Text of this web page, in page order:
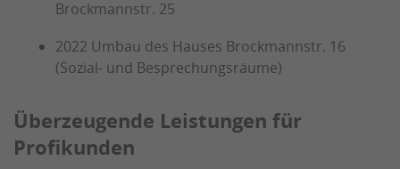
Brockmannstr. 25
2022 Umbau des Hauses Brockmannstr. 16
(Sozial- und Besprechungsräume)
Überzeugende Leistungen für
Profikunden